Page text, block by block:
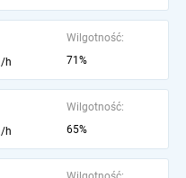
h
Wilgotność:
71%
h
Wilgotność:
65%